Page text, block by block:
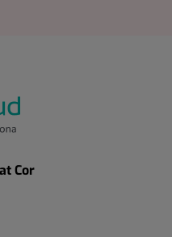
Cor